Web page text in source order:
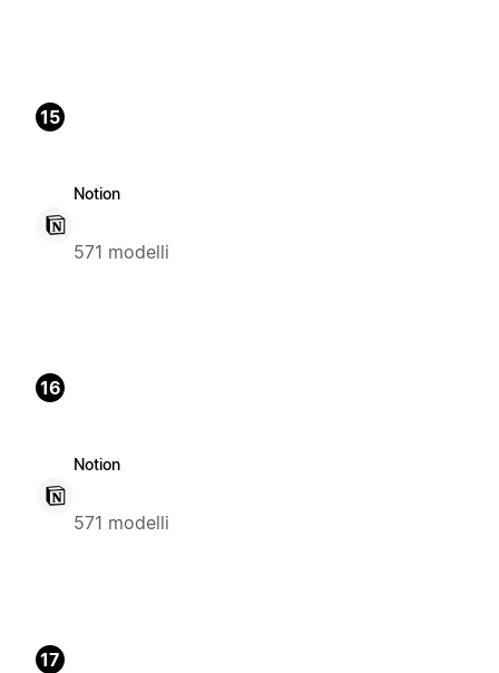
15
Notion
571 modelli
16
Notion
571 modelli
17